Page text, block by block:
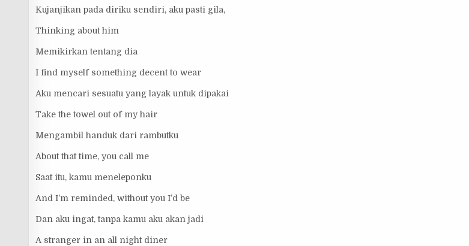
Kujanjikan pada diriku sendiri, aku pasti gila,
Thinking about him
Memikirkan tentang dia
I find myself something decent to wear
Aku mencari sesuatu yang layak untuk dipakai
Take the towel out of my hair
Mengambil handuk dari rambutku
About that time, you call me
Saat itu, kamu meneleponku
And I’m reminded, without you I’d be
Dan aku ingat, tanpa kamu aku akan jadi
A stranger in an all night diner